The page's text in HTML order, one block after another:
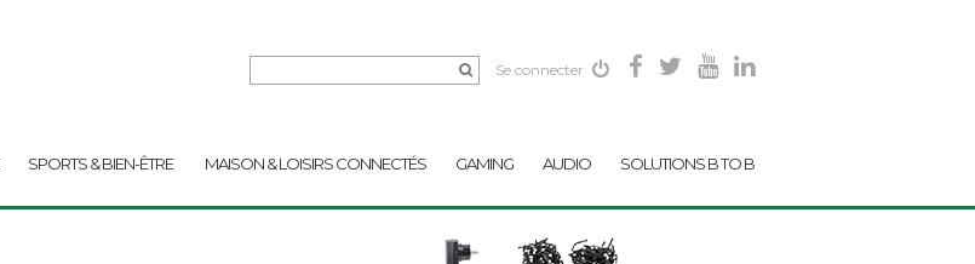
Se connecter
SPORTS & BIEN-ÊTRE MAISON & LOISIRS CONNECTÉS GAMING AUDIO SOLUTIONS B TO B